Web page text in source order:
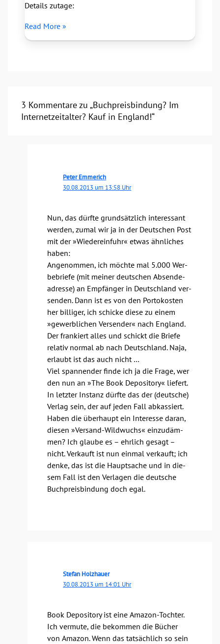
Details zutage:
Read More »
3 Kommentare zu „Buchpreisbindung? Im
Internetzeitalter? Kauf in England!“
Peter Emmerich
30.08.2013 um 13:58 Uhr
Nun, das dürf­te grund­sätz­lich inter­es­sant
wer­den, zumal wir ja in der Deut­schen Post
mit der »Wie­der­ein­fuhr« etwas ähn­li­ches
haben:
Ange­nom­men, ich möch­te mal 5.000 Wer­
be­brie­fe (mit mei­ner deut­schen Absen­de­
adres­se) an Emp­fän­ger in Deutsch­land ver­
sen­den. Dann ist es von den Por­to­kos­ten
her bil­li­ger, ich schi­cke die­se zu einem
»gewerb­li­chen Ver­sen­der« nach Eng­land.
Der fran­kiert alles und schickt die Brie­fe
rela­tiv nor­mal ab nach Deutsch­land. Naja,
erlaubt ist das auch nicht …
Viel span­nen­der fin­de ich ja die Fra­ge, wer
den nun an »The Book Depo­si­to­ry« lie­fert.
In letz­ter Instanz dürf­te das der (deut­sche)
Ver­lag sein, der auf jeden Fall abkas­siert.
Haben die über­haupt ein Inter­es­se dar­an,
die­sen »Ver­sand-Wild­wuchs« ein­zu­däm­
men? Ich glau­be es – ehr­lich gesagt –
nicht. Ver­kauft ist nun ein­mal ver­kauft; ich
den­ke, das ist die Haupt­sa­che und in die­
sem Fall ist den Ver­la­gen die deut­sche
Buch­preis­bin­dung doch egal.
Stefan Holzhauer
30.08.2013 um 14:01 Uhr
Book Depo­si­to­ry ist eine Ama­zon-Toch­ter.
Ich ver­mu­te, die bekom­men die Bücher
von Ama­zon. Wenn das tat­säch­lich so sein